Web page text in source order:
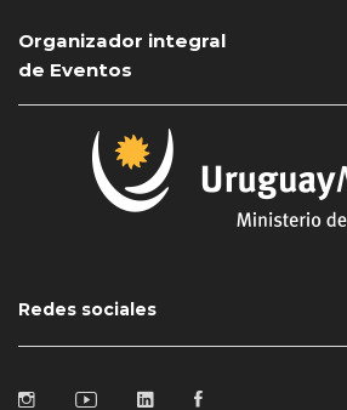
Organizador integral
de Eventos
Redes sociales